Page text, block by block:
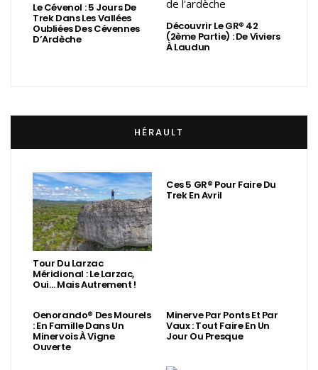
Le Cévenol : 5 Jours De
Trek Dans Les Vallées
Oubliées Des Cévennes
D’Ardèche
Découvrir Le GR® 42
(2ème Partie) : De Viviers
À Laudun
HÉRAULT
Tour Du Larzac
Méridional : Le Larzac,
Oui… Mais Autrement !
Ces 5 GR® Pour Faire Du
Trek En Avril
Oenorando® Des Mourels
: En Famille Dans Un
Minervois À Vigne
Ouverte
Minerve Par Ponts Et Par
Vaux : Tout Faire En Un
Jour Ou Presque